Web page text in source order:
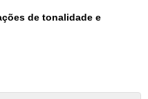
de tonalidade e